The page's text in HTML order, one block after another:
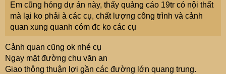
Em cũng hóng dự án này, thấy quảng cáo 19tr có nội thất
mà lại ko phải à các cụ, chất lượng công trình và cảnh
quan xung quanh cóm đc ko các cụ
Cảnh quan cũng ok nhé cụ
Ngay mặt đường chu văn an
Giao thông thuận lợi gần các đường lớn quang trung.